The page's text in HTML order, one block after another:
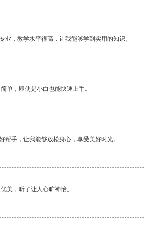
业，教学水平很高，让我能够学到实用的知识。
单，即使是小白也能快速上手。
帮手，让我能够放松身心，享受美好时光。
美，听了让人心旷神怡。